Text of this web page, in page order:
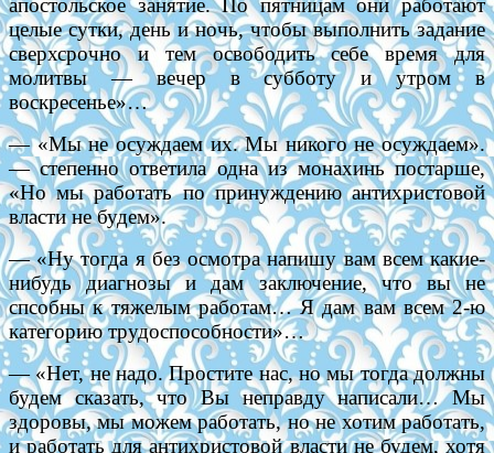
апостольское занятие. По пятницам они работают
целые сутки, день и ночь, чтобы выполнить задание
сверхсрочно и тем освободить себе время для
молитвы — вечер в субботу и утром в
воскресенье»…
— «Мы не осуждаем их. Мы никого не осуждаем».
— степенно ответила одна из монахинь постарше,
«Но мы работать по принуждению антихристовой
власти не будем».
— «Ну тогда я без осмотра напишу вам всем какие-
нибудь диагнозы и дам заключение, что вы не
спсобны к тяжелым работам… Я дам вам всем 2-ю
категорию трудоспособности»…
— «Нет, не надо. Простите нас, но мы тогда должны
будем сказать, что Вы неправду написали… Мы
здоровы, мы можем работать, но не хотим работать,
и работать для антихристовой власти не будем, хотя